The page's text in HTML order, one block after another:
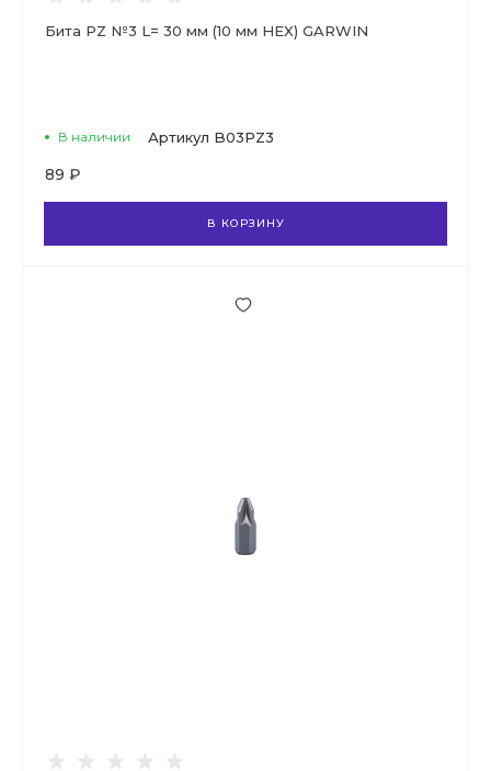
Бита PZ №3 L= 30 мм (10 мм HEX) GARWIN
В наличии Артикул B03PZ3
89 ₽
В КОРЗИНУ